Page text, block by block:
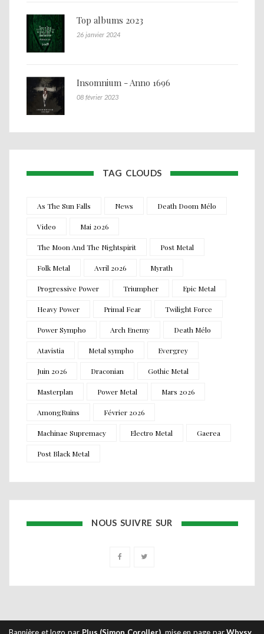
Top albums 2023
26 janvier 2024
Insomnium - Anno 1696
08 février 2023
TAG CLOUDS
As The Sun Falls News Death Doom Mélo
Video Mai 2026
The Moon And The Nightspirit Post Metal
Folk Metal Avril 2026 Myrath
Progressive Power Triumpher Epic Metal
Heavy Power Primal Fear Twilight Force
Power Sympho Arch Enemy Death Mélo
Atavistia Metal sympho Evergrey
Juin 2026 Draconian Gothic Metal
Masterplan Power Metal Mars 2026
AmongRuins Février 2026
Machinae Supremacy Electro Metal Gaerea
Post Black Metal
NOUS SUIVRE SUR